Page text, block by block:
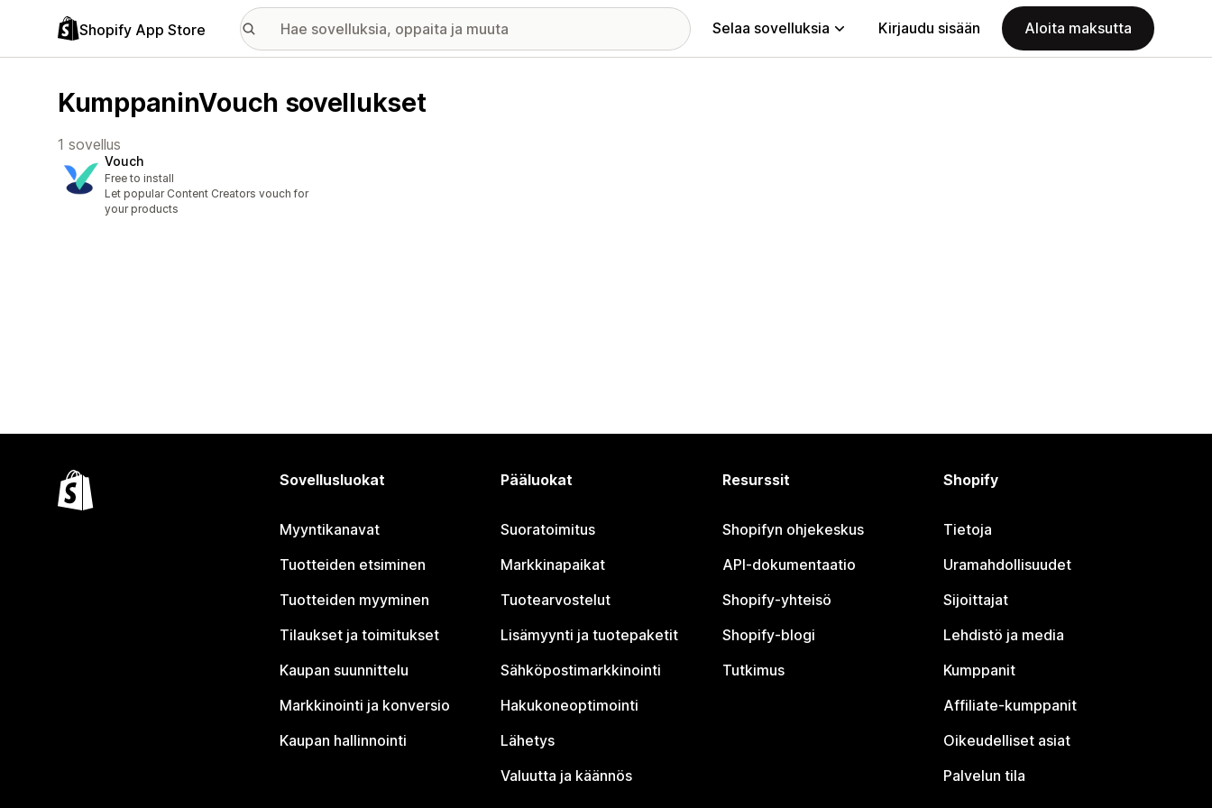
Shopify App Store Selaa sovelluksia Kirjaudu sisään Aloita maksutta
KumppaninVouch sovellukset
1 sovellus
Vouch
Free to install
Let popular Content Creators vouch for
your products
Sovellusluokat
Myyntikanavat
Tuotteiden etsiminen
Tuotteiden myyminen
Tilaukset ja toimitukset
Kaupan suunnittelu
Markkinointi ja konversio
Kaupan hallinnointi
Pääluokat
Suoratoimitus
Markkinapaikat
Tuotearvostelut
Lisämyynti ja tuotepaketit
Sähköpostimarkkinointi
Hakukoneoptimointi
Lähetys
Valuutta ja käännös
Resurssit
Shopifyn ohjekeskus
API-dokumentaatio
Shopify-yhteisö
Shopify-blogi
Tutkimus
Shopify
Tietoja
Uramahdollisuudet
Sijoittajat
Lehdistö ja media
Kumppanit
Affiliate-kumppanit
Oikeudelliset asiat
Palvelun tila